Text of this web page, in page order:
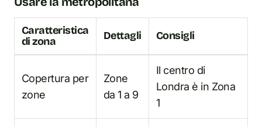
Caratteristica
di zona
Dettagli Consigli
Copertura per
zone
Zone
da 1 a 9
Il centro di
Londra è in Zona
1